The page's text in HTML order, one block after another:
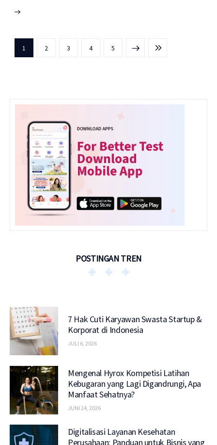
1 2 3 4 5
NEXT LAST
POSTINGAN TREN
7 Hak Cuti Karyawan Swasta Startup &
Korporat di Indonesia
JULI 6, 2026
Mengenal Hyrox Kompetisi Latihan
Kebugaran yang Lagi Digandrungi, Apa
Manfaat Sehatnya?
JUNI 24, 2026
Digitalisasi Layanan Kesehatan
Perusahaan: Panduan untuk Bisnis yang